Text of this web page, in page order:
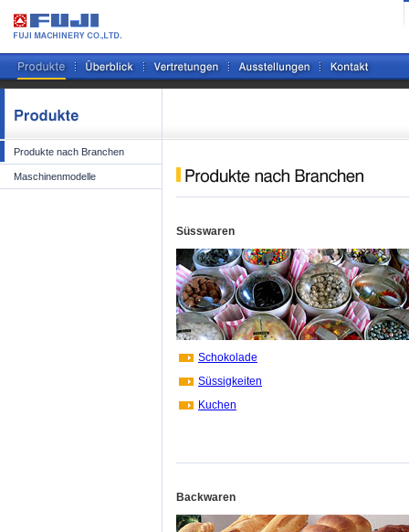
Produkte nach Branchen
Maschinenmodelle
Süsswaren
Schokolade
Süssigkeiten
Kuchen
Backwaren